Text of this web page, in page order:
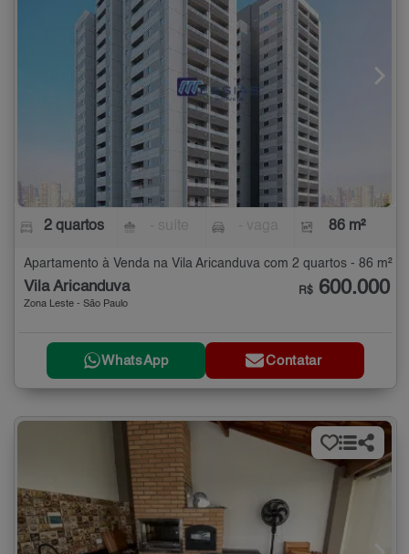
2 quartos 86 m²
Apartamento à Venda na Vila Aricanduva com 2 quartos - 86 m²
Vila Aricanduva
Zona Leste - São Paulo
R$ 600.000
WhatsApp Contatar